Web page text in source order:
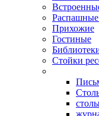
Прихожие
Гостиные
Стойки